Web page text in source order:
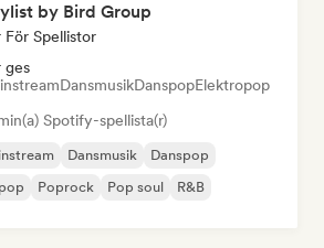
by Bird Group
För Spellistor
ges
DansmusikDanspopElektropop
Spotify-spellista(r)
Dansmusik
Danspop
Poprock Pop soul R&B